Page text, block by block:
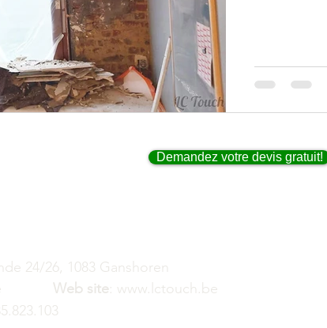
Rénovation de Bureaux
parquets
Demandez votre devis gratuit!
24/26, 1083 Ganshoren
Web site: www.lctouch.be